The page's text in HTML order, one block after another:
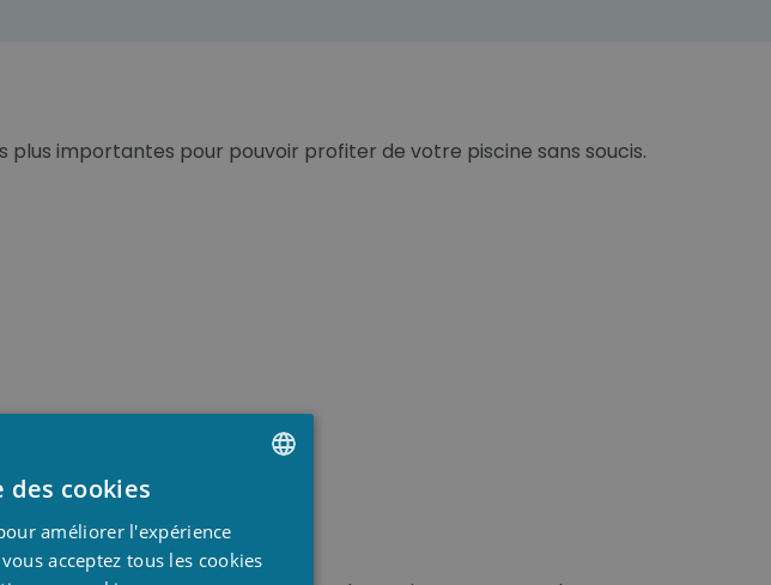
importantes pour pouvoir profiter de votre piscine sans soucis.
des cookies
améliorer l'expérience
acceptez tous les cookies